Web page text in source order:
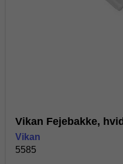
Vikan Fejebakke,
Vikan
5585